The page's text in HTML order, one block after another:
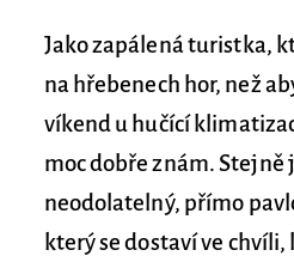
Jako zapálená turistka,
na hřebenech hor, než
víkend u hučící
moc dobře znám. Stejně
neodolatelný, přímo
který se dostaví ve